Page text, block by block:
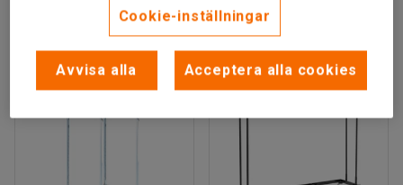
KÖP 7 849 kr
Cookie-inställningar
Avvisa alla Acceptera alla cookies